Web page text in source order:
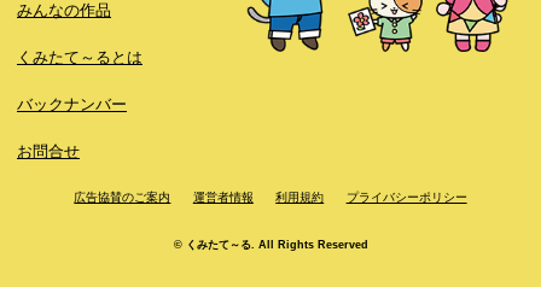
みんなの作品
くみたて～るとは
バックナンバー
お問合せ
広告協賛のご案内 運営者情報 利用規約 プライバシーポリシー
© くみたて～る. All Rights Reserved